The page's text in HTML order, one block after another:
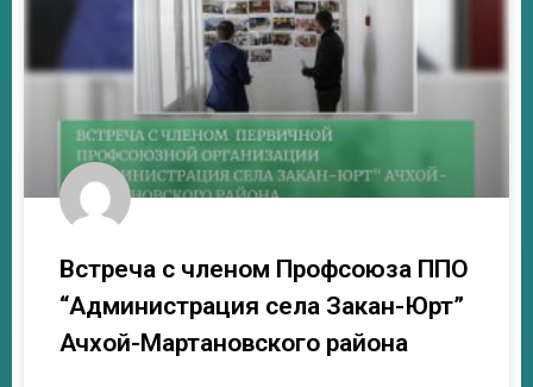
Встреча с членом Профсоюза ППО
“Администрация села Закан-Юрт”
Ачхой-Мартановского района